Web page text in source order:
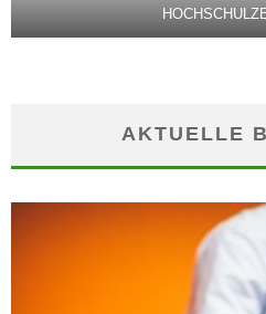
AKTUELLE